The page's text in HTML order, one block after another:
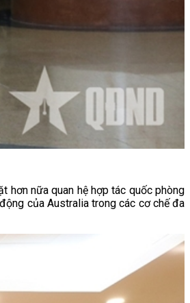
hơn nữa quan hệ hợp tác quốc phòng
của Australia trong các cơ chế đa